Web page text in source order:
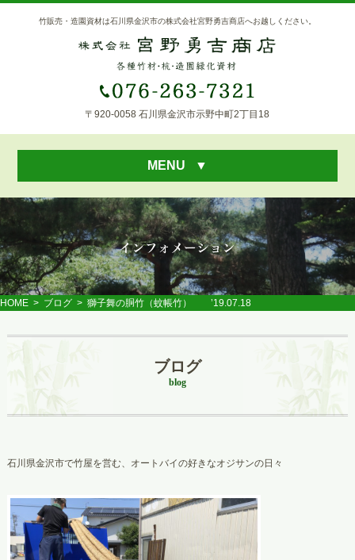
竹販売・造園資材は石川県金沢市の株式会社宮野勇吉商店へお越しください。
〒920-0058 石川県金沢市示野中町2丁目18
MENU ▼
HOME > ブログ > 獅子舞の胴竹（蚊帳竹） ’19.07.18
ブログ
blog
石川県金沢市で竹屋を営む、オートバイの好きなオジサンの日々